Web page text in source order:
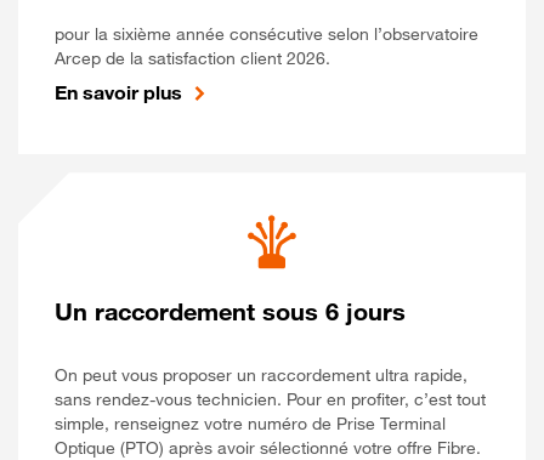
pour la sixième année consécutive selon l’observatoire
Arcep de la satisfaction client 2026.
En savoir plus
Un raccordement sous 6 jours
On peut vous proposer un raccordement ultra rapide,
sans rendez-vous technicien. Pour en profiter, c’est tout
simple, renseignez votre numéro de Prise Terminal
Optique (PTO) après avoir sélectionné votre offre Fibre.